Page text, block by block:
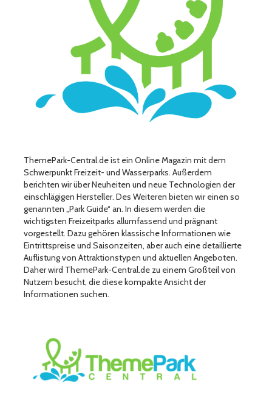
ThemePark-Central.de ist ein Online Magazin mit dem
Schwerpunkt Freizeit- und Wasserparks. Außerdem
berichten wir über Neuheiten und neue Technologien der
einschlägigen Hersteller. Des Weiteren bieten wir einen so
genannten „Park Guide“ an. In diesem werden die
wichtigsten Freizeitparks allumfassend und prägnant
vorgestellt. Dazu gehören klassische Informationen wie
Eintrittspreise und Saisonzeiten, aber auch eine detaillierte
Auflistung von Attraktionstypen und aktuellen Angeboten.
Daher wird ThemePark-Central.de zu einem Großteil von
Nutzern besucht, die diese kompakte Ansicht der
Informationen suchen.